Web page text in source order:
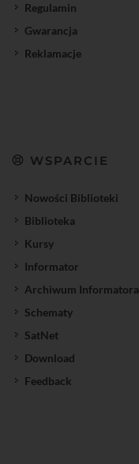
Regulamin
Gwarancja
Reklamacje
WSPARCIE
Nowości Biblioteki
Biblioteka
Kursy
Informator
Archiwum Informatora
Schematy
SatNet
Download
Feedback